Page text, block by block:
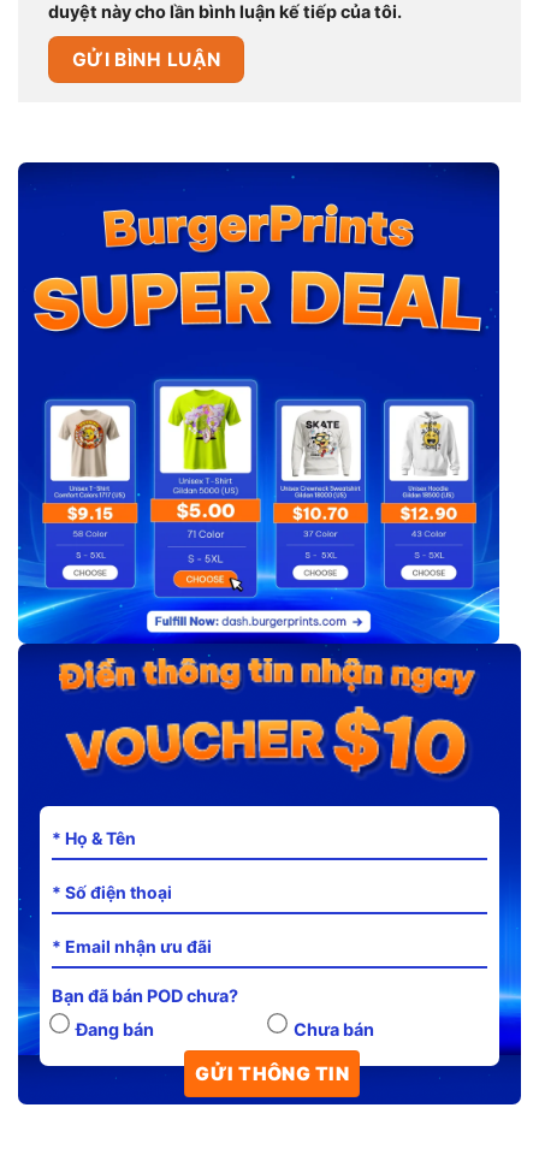
duyệt này cho lần bình luận kế tiếp của tôi.
Bạn đã bán POD chưa?
Đang bán
Chưa bán